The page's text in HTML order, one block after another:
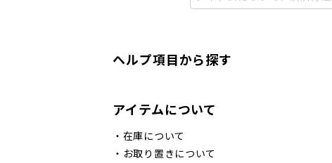
ヘルプ項目から探す
アイテムについて
・ 在庫について
・ お取り置きについて